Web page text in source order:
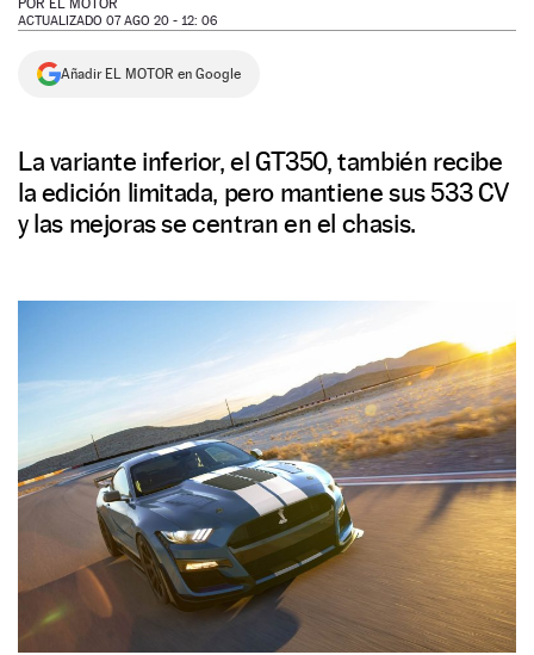
NEWSLETTER
POR EL MOTOR
ACTUALIZADO 07 AGO 20 - 12: 06
Añadir EL MOTOR en Google
La variante inferior, el GT350, también recibe
la edición limitada, pero mantiene sus 533 CV
y las mejoras se centran en el chasis.